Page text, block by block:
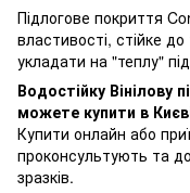
Підлогове покриття
властивості, стійке
укладати на "теплу"
Водостійку Вінілову
можете купити в
Купити онлайн або
проконсультують та
зразків.